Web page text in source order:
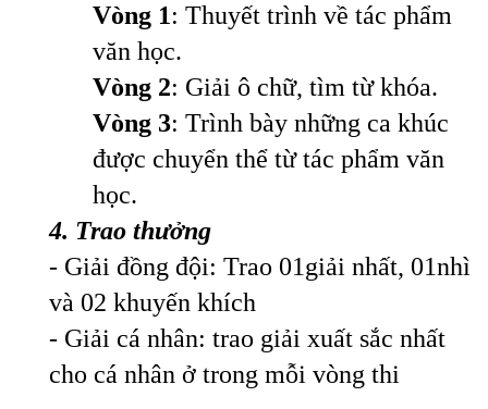
Vòng 1: Thuyết trình về tác phẩm
văn học.
Vòng 2: Giải ô chữ, tìm từ khóa.
Vòng 3: Trình bày những ca khúc
được chuyển thể từ tác phẩm văn
học.
4. Trao thưởng
- Giải đồng đội: Trao 01giải nhất, 01nhì
và 02 khuyến khích
- Giải cá nhân: trao giải xuất sắc nhất
cho cá nhân ở trong mỗi vòng thi